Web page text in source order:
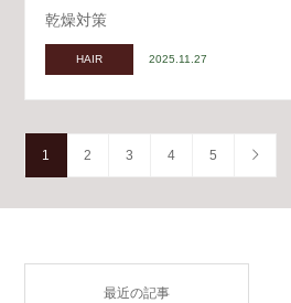
乾燥対策
HAIR 2025.11.27
1 2 3 4 5
最近の記事